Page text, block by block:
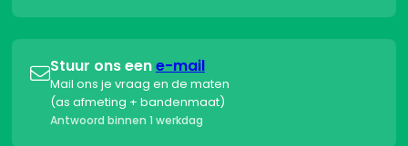
Stuur ons eene-mail
Mail ons je vraag en de maten
(as afmeting + bandenmaat)
Antwoord binnen 1 werkdag